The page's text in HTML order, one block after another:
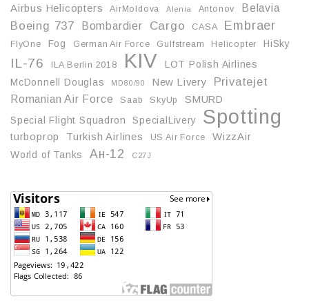
Airbus Helicopters
AirMoldova Alenia Antonov Belavia
Boeing 737 Bombardier Cargo CASA Embraer
FlyOne Fog German Air Force Gulfstream Helicopter HiSky
IL-76 ILA Berlin 2018 KIV
LOT Polish Airlines
McDonnell Douglas
MD80/90 New Livery Privatejet
Romanian Air Force Saab SkyUp
SMURD
Special Flight Squadron
SpecialLivery Spotting
turboprop Turkish Airlines US Air Force
WizzAir
World of Tanks
Ан-12 С27J